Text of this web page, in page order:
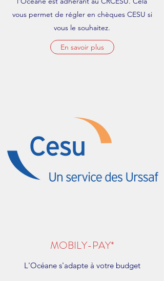
vous permet de régler en chèques CESU si
vous le souhaitez.
En savoir plus
MOBILY-PAY*
L'Océane s'adapte à votre budget